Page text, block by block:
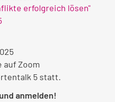
erfolgreich lösen"
auf Zoom
5 statt.
anmelden!